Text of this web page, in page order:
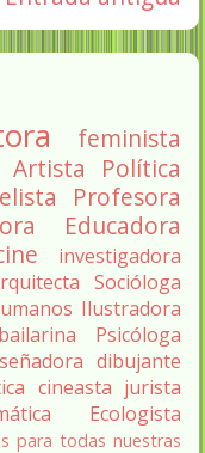
feminista
Artista
Política
Profesora
Educadora
investigadora
Socióloga
Ilustradora
bailarina
Psicóloga
dibujante
cineasta jurista
Ecologista
para todas nuestras